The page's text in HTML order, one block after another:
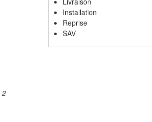
Installation
Reprise
SAV